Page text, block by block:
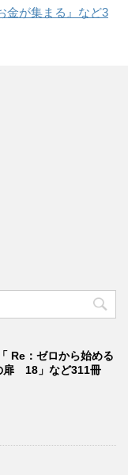
金が集まる』など3
Re：ゼロから始める
扉 18」など311冊